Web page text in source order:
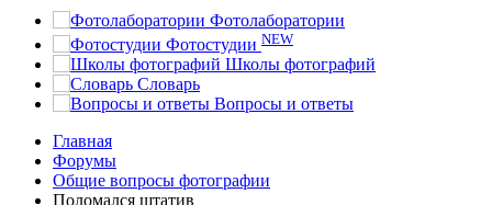
Фотолаборатории
Фотостудии NEW
Школы фотографий
Словарь
Вопросы и ответы
Главная
Форумы
Общие вопросы фотографии
Поломался штатив